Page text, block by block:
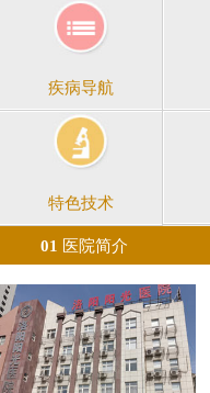
疾病导航
特色技术
01 医院简介